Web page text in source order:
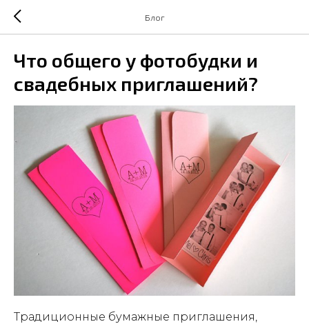
Блог
Что общего у фотобудки и
свадебных приглашений?
Традиционные бумажные приглашения,